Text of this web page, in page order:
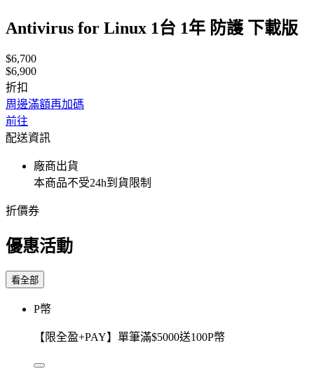
Antivirus for Linux 1台 1年 防護 下載版
$6,700
$6,900
折扣
周邊滿額再加碼
前往
配送資訊
廠商出貨
本商品不受24h到貨限制
折價券
優惠活動
看全部
P幣
【限全盈+PAY】單筆滿$5000送100P幣